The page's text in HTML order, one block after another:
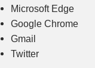
Microsoft Edge
Google Chrome
Gmail
Twitter